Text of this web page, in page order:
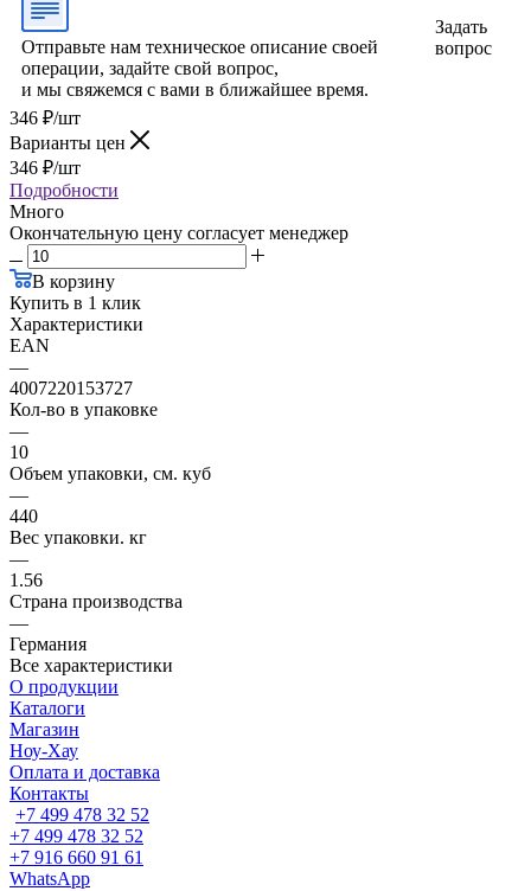
Отправьте нам техническое описание своей
операции, задайте свой вопрос,
и мы свяжемся с вами в ближайшее время.
Задать
вопрос
346 ₽/шт
Варианты цен
346 ₽/шт
Подробности
Много
Окончательную цену согласует менеджер
В корзину
Купить в 1 клик
Характеристики
EAN
—
4007220153727
Кол-во в упаковке
—
10
Объем упаковки, см. куб
—
440
Вес упаковки. кг
—
1.56
Страна производства
—
Германия
Все характеристики
О продукции
Каталоги
Магазин
Ноу-Хау
Оплата и доставка
Контакты
+7 499 478 32 52
+7 499 478 32 52
+7 916 660 91 61
WhatsApp